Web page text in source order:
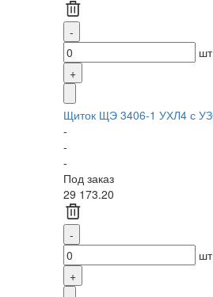
Щиток ЩЭ 3406-1 УХЛ4 с
-
-
-
Под заказ
29 173.20